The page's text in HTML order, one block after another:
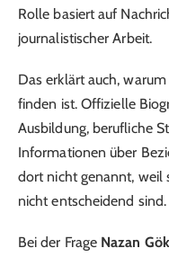
Rolle basiert auf
journalistischer Arbeit.
Das erklärt auch,
finden ist. Offizielle
Ausbildung, berufliche
Informationen über
dort nicht genannt, weil
nicht entscheidend sind.
Bei der Frage Nazan